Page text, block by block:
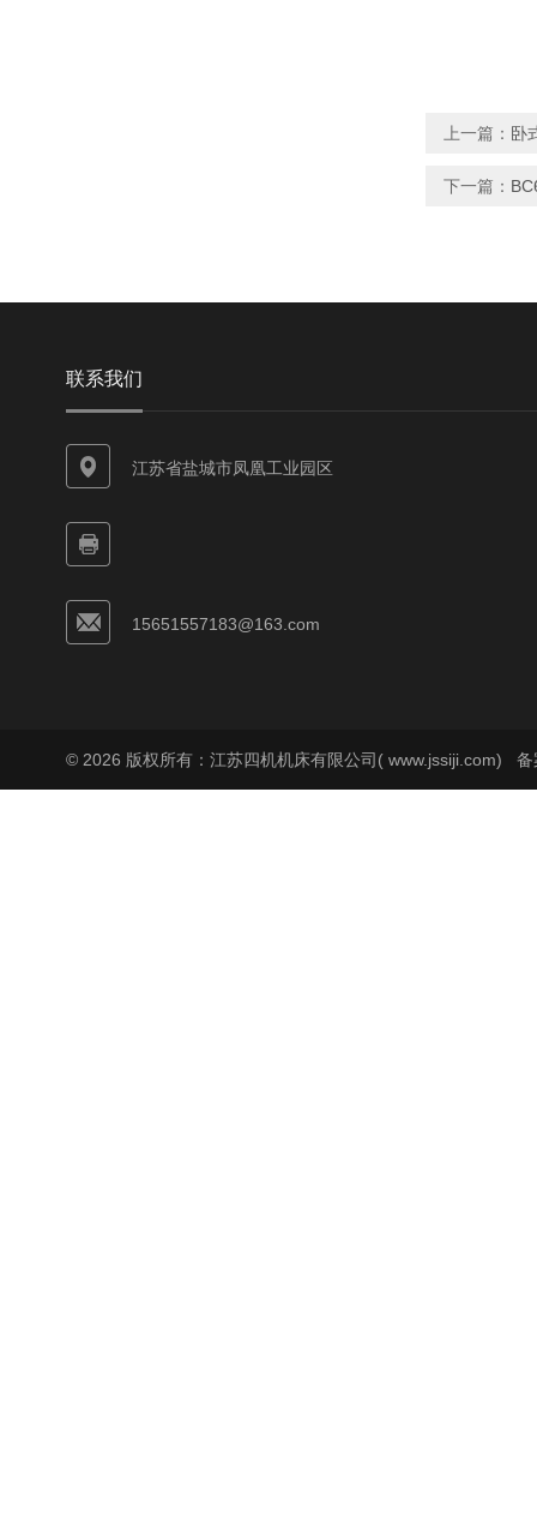
上一篇： 卧
下一篇：
联系我们
江苏省盐城市凤凰工业园区
15651557183@163.com
© 2026 版权所有：江苏四机机床有限公司( www.jssiji.com) 备